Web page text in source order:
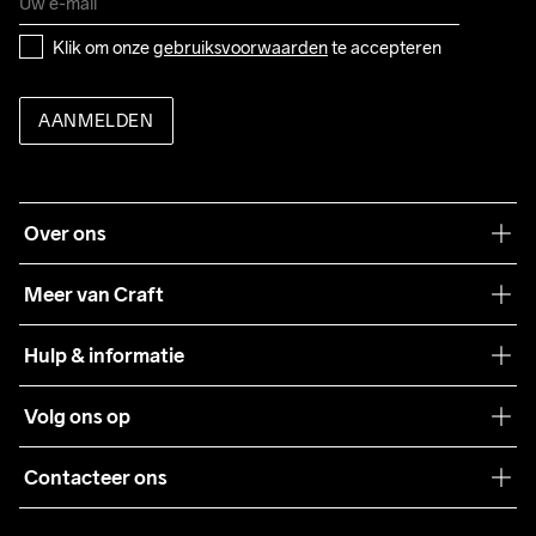
Klik om onze gebruiksvoorwaarden te accepteren
AANMELDEN
Over ons
Meer van Craft
Teamwear
Samenwerkingen
Pers
Hulp & informatie
Algemene voorwaarden
Retour
Volg ons op
Contacteer ons